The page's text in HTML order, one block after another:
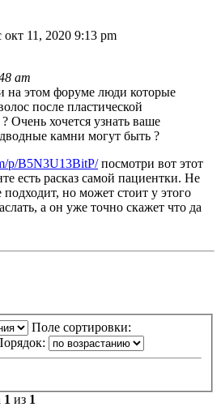
окт 11, 2020 9:13 pm
am
на этом форуме люди которые
после пластической
Очень хочется узнать ваше
камни могут быть ?
p/B5N3U13BitP/посмотри вот этот
есть расказ самой пациентки. Не
подходит, но может стоит у этого
а он уже точно скажет что да
Поле сортировки:
1 из 1